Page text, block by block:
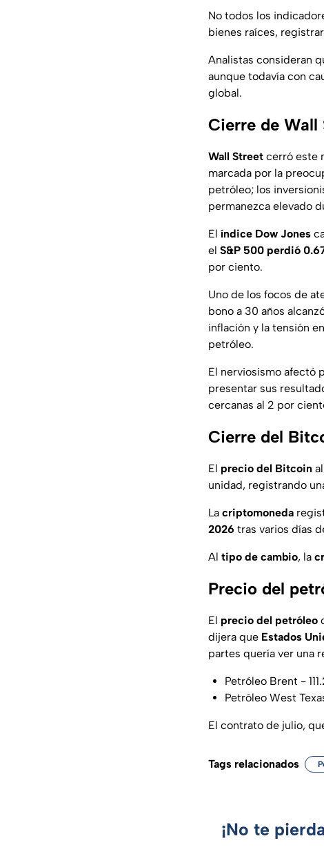
No todos los
bienes raíces,
Analistas consideran
aunque todavía con
global.
Cierre de Wall
Wall Street cerró este
marcada por la
petróleo; los
permanezca elevado
El índice Dow Jones
el S&P 500 perdió
por ciento.
Uno de los focos de
bono a 30 años
inflación y la tensión
petróleo.
El nerviosismo afectó
presentar sus
cercanas al 2 por
Cierre del
El precio del Bitcoin
unidad, registrando
La criptomoneda
2026 tras varios días
Al tipo de cambio, la
Precio del
El precio del petróleo
dijera que Estados
partes quería ver una
Petróleo Brent -
Petróleo West
El contrato de julio,
Tags relacionados
¡No te